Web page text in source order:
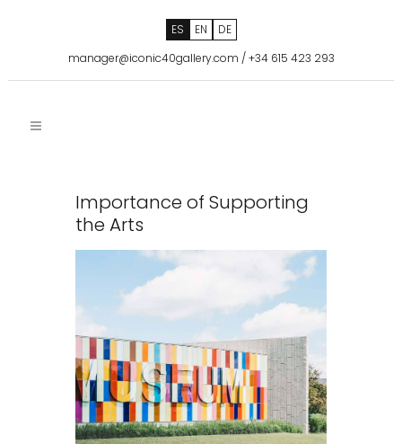
ES EN
DE
manager@iconic40gallery.com /+34 615 423 293
Importance of Supporting
the Arts